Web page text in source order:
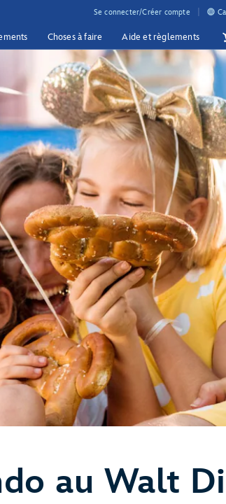
Se connecter/Créer compte
Choses à faire Aide et règlements
au Walt